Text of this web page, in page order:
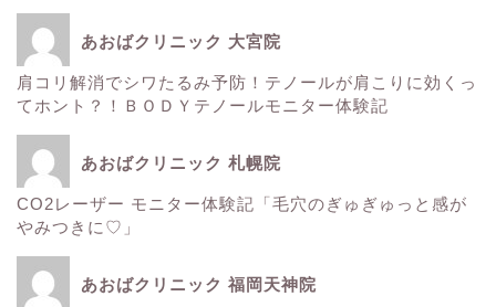
あおばクリニック 大宮院
肩コリ解消でシワたるみ予防！テノールが肩こりに効くっ
てホント？！ＢＯＤＹテノールモニター体験記
あおばクリニック 札幌院
CO2レーザー モニター体験記「毛穴のぎゅぎゅっと感が
やみつきに♡」
あおばクリニック 福岡天神院
肌
ウルトラアクセント